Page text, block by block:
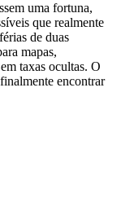
uma fortuna,
que realmente
de duas
mapas,
taxas ocultas. O
encontrar